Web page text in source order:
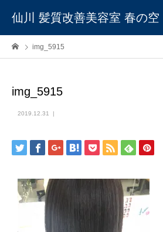
仙川 髪質改善美容室 春の空
img_5915
img_5915
2019.12.31